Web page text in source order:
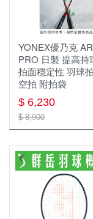
☆☆☆☆☆ 暑
拍/球鞋/襪子
限時優惠3件
☆☆☆☆☆ 暑
拍/球鞋/襪子各
【群岳 F4】
2026年台北公
☆☆☆ 買一送
❖巴黎奧運周
✧官網限定 單件
YONEX優乃克
PRO 日製 提高持
拍面穩定性 羽球
空拍 附拍袋
$ 6,230
$ 8,900